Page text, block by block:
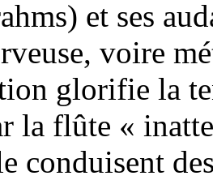
et ses
voire
glorifie la
la flûte «
conduisent